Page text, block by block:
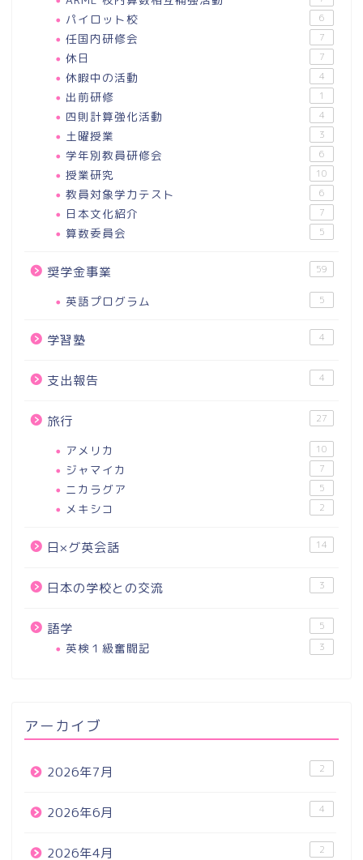
パイロット校 6
任国内研修会 7
休日 7
休暇中の活動 4
出前研修 1
四則計算強化活動 4
土曜授業 3
学年別教員研修会 6
授業研究 10
教員対象学力テスト 6
日本文化紹介 7
算数委員会 5
奨学金事業 59
英語プログラム 5
学習塾 4
支出報告 4
旅行 27
アメリカ 10
ジャマイカ 7
ニカラグア 5
メキシコ 2
日×グ英会話 14
日本の学校との交流 3
語学 5
英検１級奮闘記 3
アーカイブ
2026年7月 2
2026年6月 4
2026年4月 2